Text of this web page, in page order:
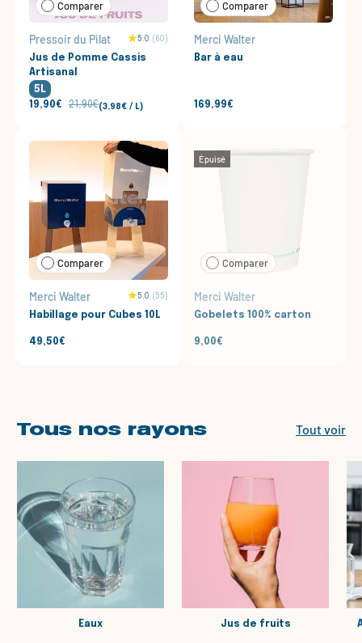
Comparer
Pressoir du Pilat 5.0 (60)
Jus de Pomme Cassis
Artisanal
5L
19,90€ 21,90€ Prix unitaire
3,98€ / L
Comparer
Merci Walter
Bar à eau
169,99€
Comparer
Merci Walter 5.0 (55)
Habillage pour Cubes 10L
49,50€
Épuisé
Comparer
Merci Walter
Gobelets 100% carton
9,00€
Tous nos rayons Tout voir
Eaux Jus de fruits